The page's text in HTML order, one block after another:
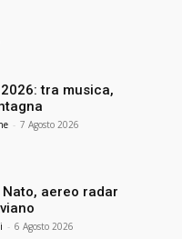
tra musica,
- 7 Agosto 2026
aereo radar
- 6 Agosto 2026